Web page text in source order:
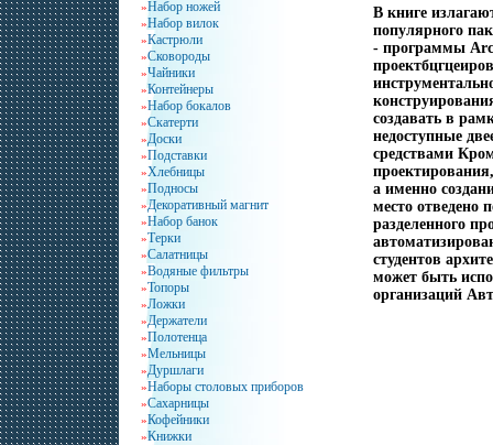
»Набор ножей
»Набор вилок
»Кастрюли
»Сковороды
»Чайники
»Контейнеры
»Набор бокалов
»Скатерти
»Доски
»Подставки
»Хлебницы
»Подносы
»Декоративный магнит
»Набор банок
»Терки
»Салатницы
»Водяные фильтры
»Топоры
»Ложки
»Держатели
»Полотенца
»Мельницы
»Дуршлаги
»Наборы столовых приборов
»Сахарницы
»Кофейники
»Книжки
В книге
популярного
- программы
создавать в
недоступные
средствами
а именно
место отведено
разделенного
студентов
может быть
организаций